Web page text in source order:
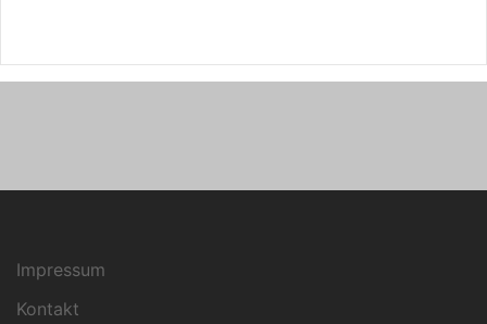
Impressum
Kontakt